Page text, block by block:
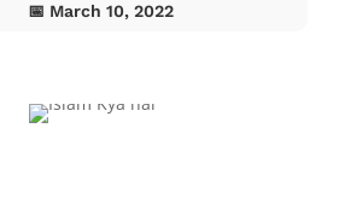
📅 March 10, 2022